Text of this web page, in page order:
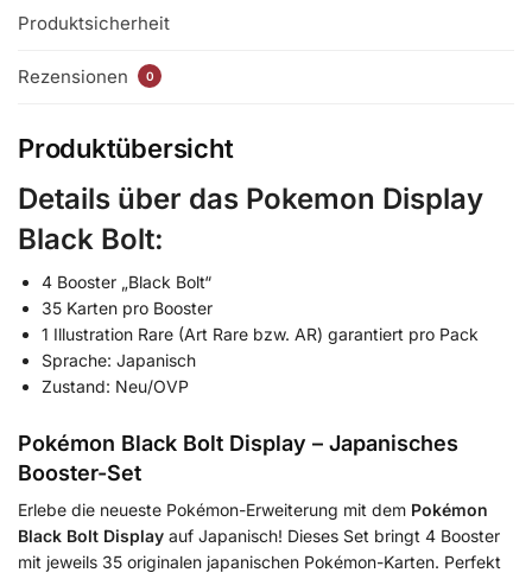
Produktsicherheit
Rezensionen 0
Produktübersicht
Details über das Pokemon Display
Black Bolt:
4 Booster „Black Bolt“
35 Karten pro Booster
1 Illustration Rare (Art Rare bzw. AR) garantiert pro Pack
Sprache: Japanisch
Zustand: Neu/OVP
Pokémon Black Bolt Display – Japanisches
Booster-Set
Erlebe die neueste Pokémon-Erweiterung mit dem Pokémon
Black Bolt Display auf Japanisch! Dieses Set bringt 4 Booster
mit jeweils 35 originalen japanischen Pokémon-Karten. Perfekt